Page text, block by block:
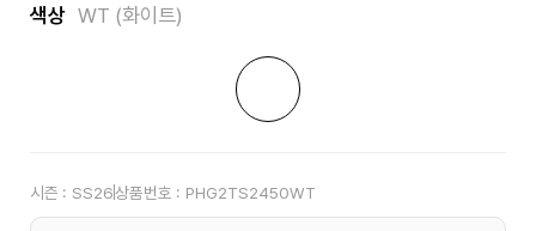
색상 WT (화이트)
시즌 : SS26상품번호 : PHG2TS2450WT